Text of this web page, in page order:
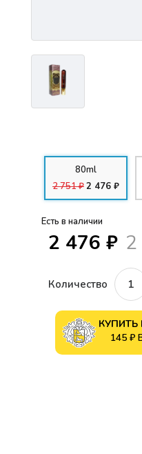
80ml
2 751 ₽2 476 ₽
Есть в наличии
2 476 ₽
Количество
КУПИТЬ
145 ₽